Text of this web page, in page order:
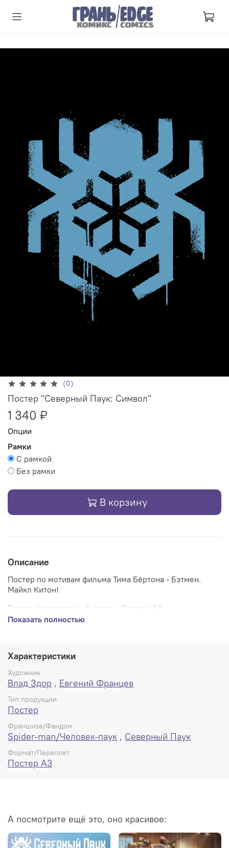
(0)
Постер "Северный Паук: Символ"
1 340 ₽
Опции
Рамки
С рамкой
Без рамки
В корзину
Описание
Постер по мотивам фильма Тима Бёртона - Бэтмен.
Майкл Китон!
Плотный мелованный картон. Размер А3.
Показать полностью
Характеристики
Художник
Влад Здор , Евгений Францев
Тип продукции
Постер
Франшиза/Фандом
Spider-man/Человек-паук , Северный Паук
Формат/Переплет
Постер А3
А посмотрите ещё это, оно красивое: